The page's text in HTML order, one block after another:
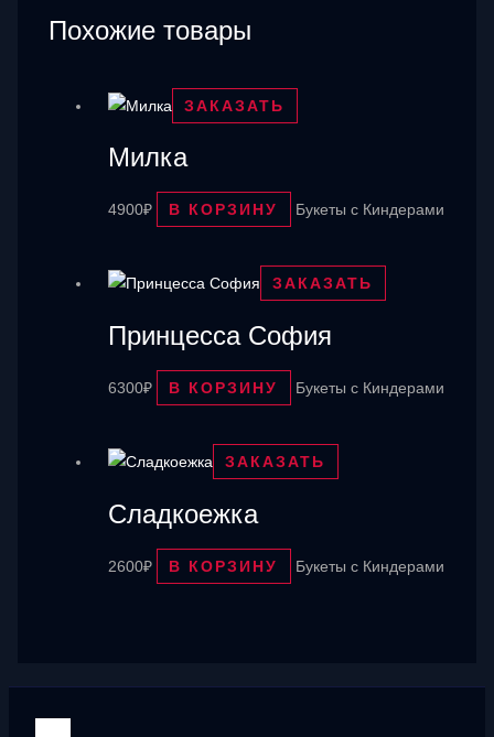
Похожие товары
ЗАКАЗАТЬ
Милка
4900₽ В КОРЗИНУ Букеты с Киндерами
ЗАКАЗАТЬ
Принцесса София
6300₽ В КОРЗИНУ Букеты с Киндерами
ЗАКАЗАТЬ
Сладкоежка
2600₽ В КОРЗИНУ Букеты с Киндерами